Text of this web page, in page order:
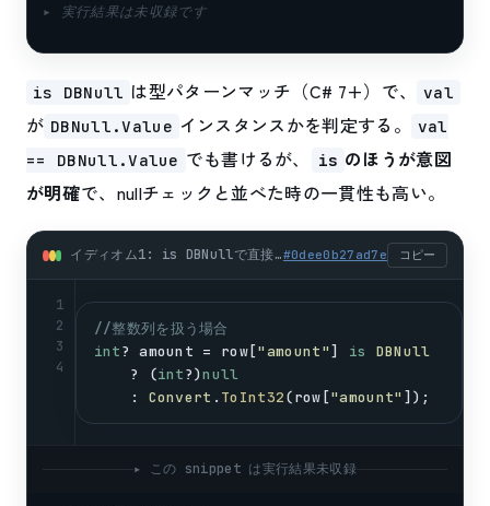
▸ 実行結果は未収録です
is DBNull は型パターンマッチ（C# 7+）で、 val
が DBNull.Value インスタンスかを判定する。
val
== DBNull.Value でも書けるが、 is のほうが意図
が明確で、nullチェックと並べた時の一貫性も高い。
イディオム1: is DBNullで直接比較する基本形 (csharp)#0dee0b27ad7e コピー
1
2
3
4
//整数列を扱う場合
int? amount = row ["amount"] is
DBNull
    ? (
int?)null
    :
Convert . ToInt32(row ["amount" ]);
▸ この snippet は実行結果未収録